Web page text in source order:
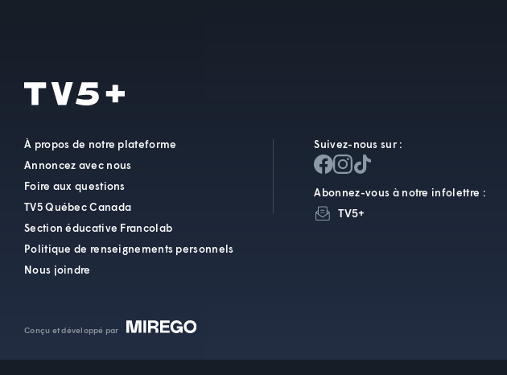
À propos de notre plateforme
Annoncez avec nous
Foire aux questions
TV5 Québec Canada
Section éducative Francolab
Politique de renseignements personnels
Nous joindre
Suivez-nous sur :
Abonnez-vous à notre infolettre :
TV5+
Conçu et développé par